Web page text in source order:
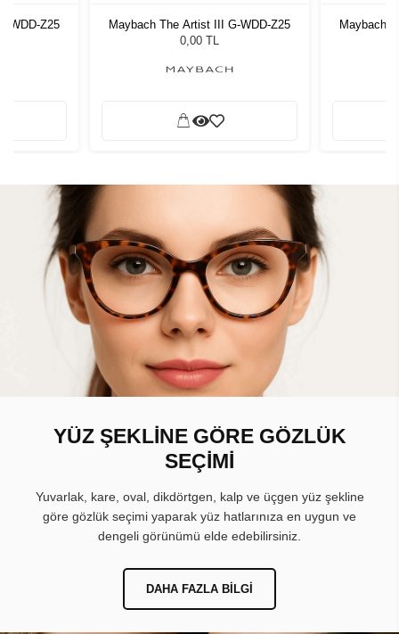
WDD-Z25
Maybach The Artist III G-WDD-Z25
0,00 TL
Maybach
YÜZ ŞEKLİNE GÖRE GÖZLÜK
SEÇİMİ
Yuvarlak, kare, oval, dikdörtgen, kalp ve üçgen yüz şekline
göre gözlük seçimi yaparak yüz hatlarınıza en uygun ve
dengeli görünümü elde edebilirsiniz.
DAHA FAZLA BILGI